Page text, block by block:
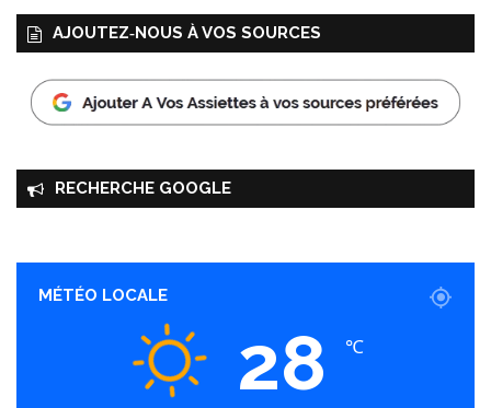
s
AJOUTEZ‑NOUS À VOS SOURCES
RECHERCHE GOOGLE
MÉTÉO LOCALE
28 ℃